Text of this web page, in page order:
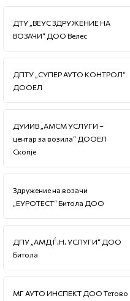
ДТУ „ВЕУС ЗДРУЖЕНИЕ НА
ВОЗАЧИ“ ДОО Велес
ДПТУ „СУПЕР АУТО КОНТРОЛ“
ДООЕЛ
ДУИИВ „АМСМ УСЛУГИ –
центар за возила“ ДООЕЛ
Скопје
Здружение на возачи
„ЕУРОТЕСТ“ Битола ДОО
ДПУ „АМД Ѓ.Н. УСЛУГИ“ ДОО
Битола
МГ АУТО ИНСПЕКТ ДОО Тетово